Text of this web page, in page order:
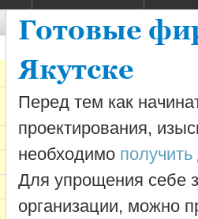
Готовые
Якутске
Перед тем как
проектирования,
необходимо
Для упрощения себе
организации, можно